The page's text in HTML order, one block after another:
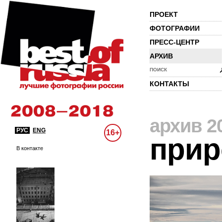
ПРОЕКТ
ФОТОГРАФИИ
ПРЕСС-ЦЕНТР
АРХИВ
ПОИСК
КОНТАКТЫ
РУС ENG 16+
В контакте
архив